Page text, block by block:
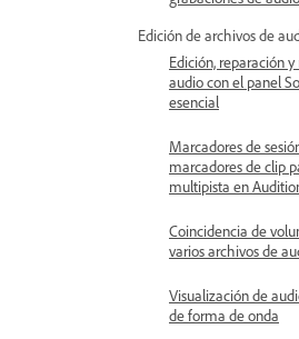
Edición de archivos de
Edición, reparación
audio con el panel
esencial
Marcadores de
marcadores de clip
multipista en
Coincidencia de
varios archivos de
Visualización de
de forma de onda